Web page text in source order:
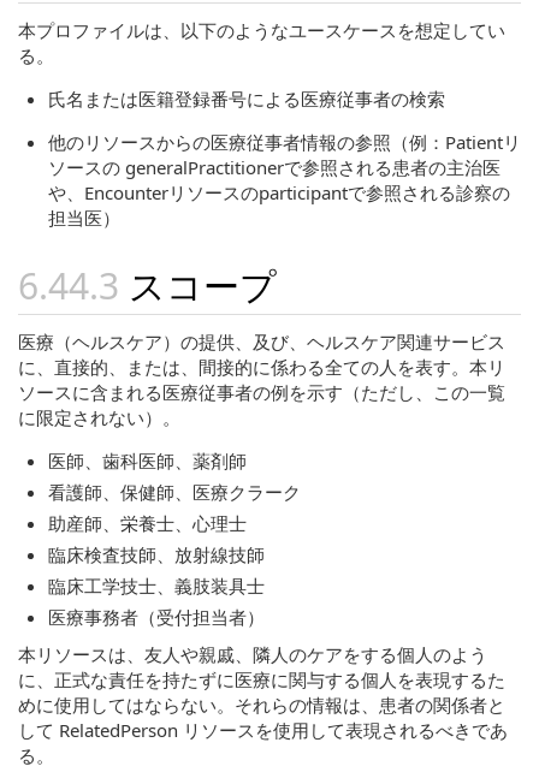
本プロファイルは、以下のようなユースケースを想定してい
る。
氏名または医籍登録番号による医療従事者の検索
他のリソースからの医療従事者情報の参照（例：Patientリ
ソースの generalPractitionerで参照される患者の主治医
や、Encounterリソースのparticipantで参照される診察の
担当医）
スコープ
医療（ヘルスケア）の提供、及び、ヘルスケア関連サービス
に、直接的、または、間接的に係わる全ての人を表す。本リ
ソースに含まれる医療従事者の例を示す（ただし、この一覧
に限定されない）。
医師、歯科医師、薬剤師
看護師、保健師、医療クラーク
助産師、栄養士、心理士
臨床検査技師、放射線技師
臨床工学技士、義肢装具士
医療事務者（受付担当者）
本リソースは、友人や親戚、隣人のケアをする個人のよう
に、正式な責任を持たずに医療に関与する個人を表現するた
めに使用してはならない。それらの情報は、患者の関係者と
して RelatedPerson リソースを使用して表現されるべきであ
る。